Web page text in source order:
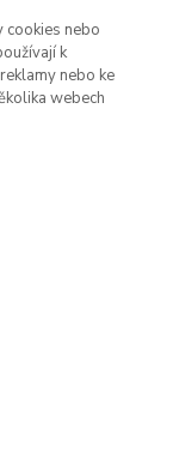
cookies nebo
k
nebo ke
webech